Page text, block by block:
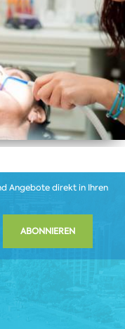
Angebote direkt in Ihren
ABONNIEREN